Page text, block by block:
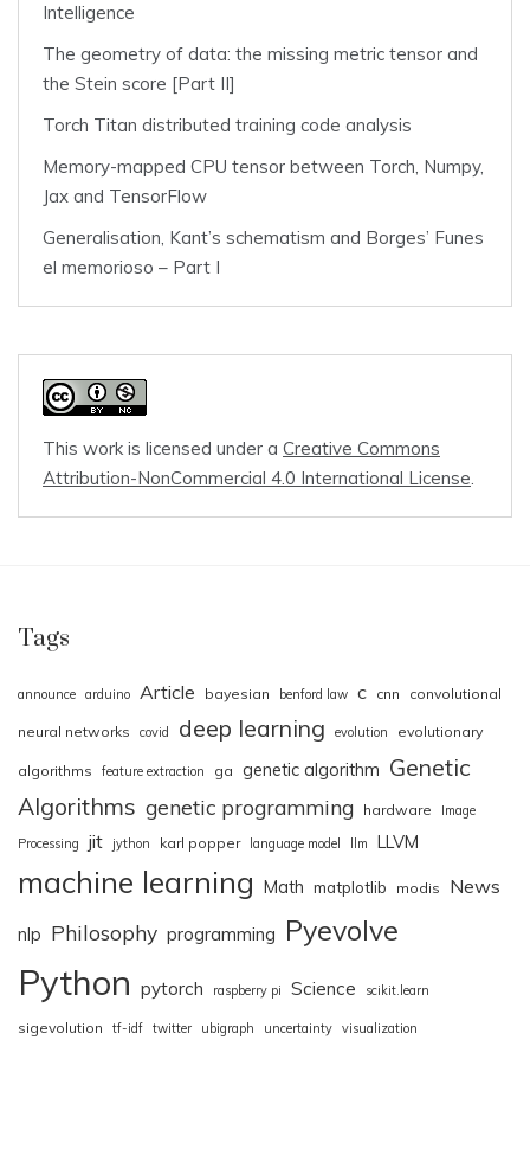
Intelligence
The geometry of data: the missing metric tensor and
the Stein score [Part II]
Torch Titan distributed training code analysis
Memory-mapped CPU tensor between Torch, Numpy,
Jax and TensorFlow
Generalisation, Kant’s schematism and Borges’ Funes
el memorioso – Part I
This work is licensed under a Creative Commons
Attribution-NonCommercial 4.0 International License.
Tags
announce arduino Article bayesian benford law c cnn convolutional
neural networks covid deep learning evolution evolutionary
algorithms feature extraction ga genetic algorithm Genetic
Algorithms genetic programming hardware
Image
Processing
jit jython karl popper language model llm LLVM
machine learning Math matplotlib modis News
nlp Philosophy programming Pyevolve
Python pytorch raspberry pi Science scikit.learn
sigevolution tf-idf twitter ubigraph uncertainty visualization